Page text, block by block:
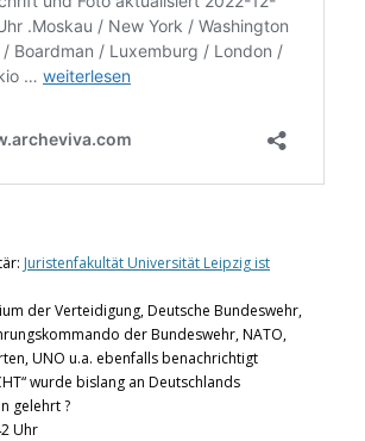
Juristenfakultät Universität Leipzig ist
der Verteidigung, Deutsche Bundeswehr,
der Bundeswehr, NATO,
UNO u.a. ebenfalls benachrichtigt
wurde bislang an Deutschlands
gelehrt ?
Uhr